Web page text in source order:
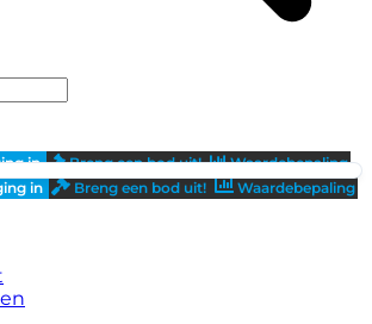
in Breng een bod uit!
Waardebepaling
in
Breng een bod uit! Waardebepaling